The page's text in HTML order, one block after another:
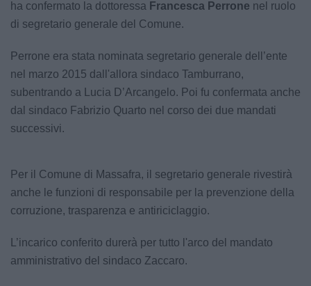
ha confermato la dottoressa Francesca Perrone nel ruolo
di segretario generale del Comune.
Perrone era stata nominata segretario generale dell’ente
nel marzo 2015 dall'allora sindaco Tamburrano,
subentrando a Lucia D’Arcangelo. Poi fu confermata anche
dal sindaco Fabrizio Quarto nel corso dei due mandati
successivi.
Per il Comune di Massafra, il segretario generale rivestirà
anche le funzioni di responsabile per la prevenzione della
corruzione, trasparenza e antiriciclaggio.
L’incarico conferito durerà per tutto l'arco del mandato
amministrativo del sindaco Zaccaro.